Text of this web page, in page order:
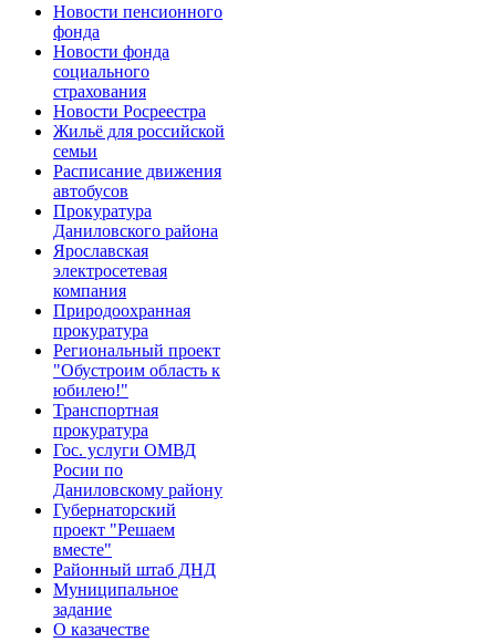
Новости пенсионного
фонда
Новости фонда
социального
страхования
Новости Росреестра
Жильё для российской
семьи
Расписание движения
автобусов
Прокуратура
Даниловского района
Ярославская
электросетевая
компания
Природоохранная
прокуратура
Региональный проект
"Обустроим область к
юбилею!"
Транспортная
прокуратура
Гос. услуги ОМВД
Росии по
Даниловскому району
Губернаторский
проект "Решаем
вместе"
Районный штаб ДНД
Муниципальное
задание
О казачестве